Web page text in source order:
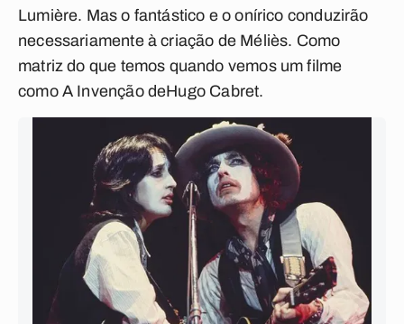
Lumière. Mas o fantástico e o onírico conduzirão
necessariamente à criação de Méliès. Como
matriz do que temos quando vemos um filme
como A Invenção deHugo Cabret.